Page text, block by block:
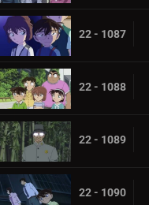
22 - 1087
22 - 1088
22 - 1089
22 - 1090